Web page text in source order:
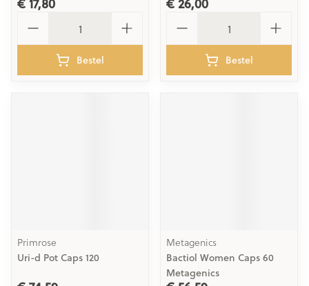
Bestel Bestel
Primrose
Uri-d Pot Caps 120
Metagenics
Bactiol Women Caps 60
Metagenics